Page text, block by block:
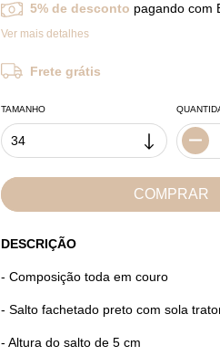
5% de desconto pagando com
Ver mais detalhes
Frete grátis
TAMANHO
DESCRIÇÃO
- Composição toda em couro
- Salto fachetado preto com sola
- Altura do salto de 5 cm